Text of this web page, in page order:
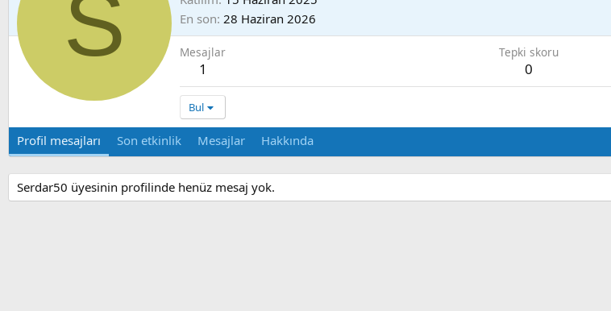
S
En son 28 Haziran 2026
Mesajlar
1
Tepki skoru
0
Bul
Profil mesajları Son etkinlik Mesajlar Hakkında
Serdar50 üyesinin profilinde henüz mesaj yok.